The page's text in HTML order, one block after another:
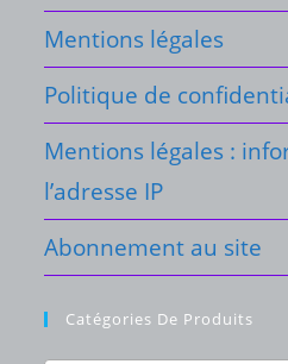
Mentions légales
Politique de
Mentions légales :
l’adresse IP
Abonnement au site
Catégories De Produits